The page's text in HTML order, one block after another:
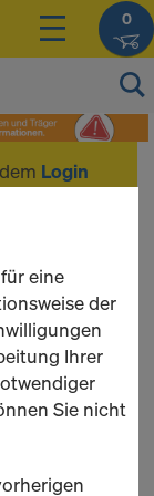
0
Login
eine
der
Ihrer
Sie nicht